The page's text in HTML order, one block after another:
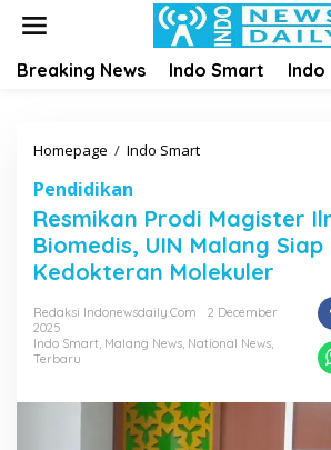
Breaking News Indo Smart Indo
Homepage / Indo Smart
m
i
k
a
n
r
i
M
Pendidikan
Resmikan Prodi Magister
Biomedis, UIN Malang Siap
Kedokteran Molekuler
Redaksi Indonewsdaily.com
2 December
2025
Indo Smart, Malang News, National News,
Terbaru